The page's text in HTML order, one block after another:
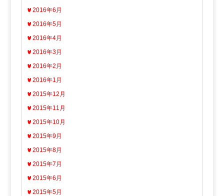
2016年6月
2016年5月
2016年4月
2016年3月
2016年2月
2016年1月
2015年12月
2015年11月
2015年10月
2015年9月
2015年8月
2015年7月
2015年6月
2015年5月